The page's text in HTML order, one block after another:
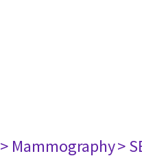
> Mammography>